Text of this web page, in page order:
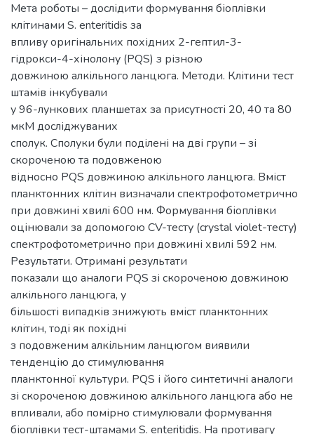
Мета роботы – дослідити формування біоплівки
клітинами S. enteritidis за
впливу оригінальних похідних 2-гептил-3-
гідрокси-4-хінолону (PQS) з різною
довжиною алкільного ланцюга. Методи. Клітини тест
штамів інкубували
у 96-лункових планшетах за присутності 20, 40 та 80
мкМ досліджуваних
сполук. Сполуки були поділені на дві групи – зі
скороченою та подовженою
відносно PQS довжиною алкільного ланцюга. Вміст
планктонних клітин визначали спектрофотометрично
при довжині хвилі 600 нм. Формування біоплівки
оцінювали за допомогою CV-тесту (crystal violet-тесту)
спектрофотометрично при довжині хвилі 592 нм.
Результати. Отримані результати
показали що аналоги PQS зі скороченою довжиною
алкільного ланцюга, у
більшості випадків знижують вміст планктонних
клітин, тоді як похідні
з подовженим алкільним ланцюгом виявили
тенденцію до стимулювання
планктонної культури. PQS і його синтетичні аналоги
зі скороченою довжиною алкільного ланцюга або не
впливали, або помірно стимулювали формування
біоплівки тест-штамами S. enteritidis. На противагу